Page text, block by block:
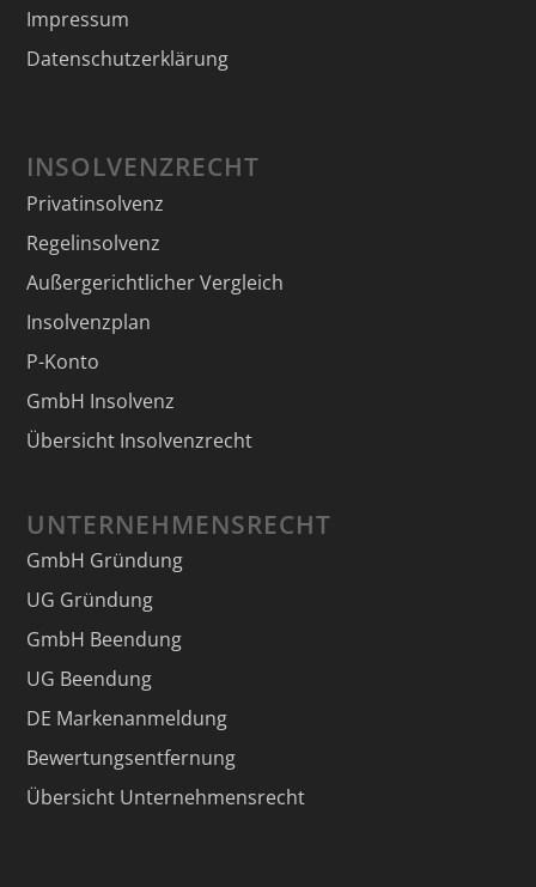
Impressum
Datenschutzerklärung
INSOLVENZRECHT
Privatinsolvenz
Regelinsolvenz
Außergerichtlicher Vergleich
Insolvenzplan
P-Konto
GmbH Insolvenz
Übersicht Insolvenzrecht
UNTERNEHMENSRECHT
GmbH Gründung
UG Gründung
GmbH Beendung
UG Beendung
DE Markenanmeldung
Bewertungsentfernung
Übersicht Unternehmensrecht